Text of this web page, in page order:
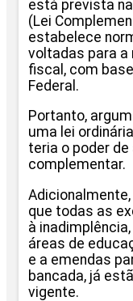
está prevista
(Lei
estabelece
voltadas para a
fiscal, com
Federal.
Portanto,
uma lei
teria o poder
complementar.
que todas as
à
áreas de
e a emendas
bancada, já
vigente.